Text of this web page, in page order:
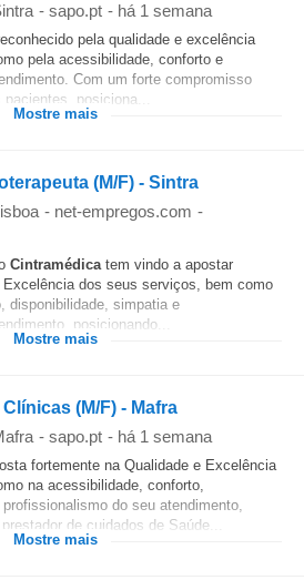
- sapo.pt - há 1 semana
pela qualidade e excelência
pela acessibilidade, conforto e
Com um forte compromisso
posiciona...
Mostre mais
(M/F) - Sintra
- net-empregos.com -
Cintramédicatem vindo a apostar
dos seus serviços, bem como
disponibilidade, simpatia e
posicionando...
Mostre mais
(M/F) - Mafra
- sapo.pt - há 1 semana
fortemente na Qualidade e Excelência
na acessibilidade, conforto,
do seu atendimento,
de cuidados de Saúde...
Mostre mais